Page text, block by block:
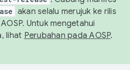
akan selalu merujuk ke rilis
Untuk mengetahui
lihat Perubahan pada AOSP.